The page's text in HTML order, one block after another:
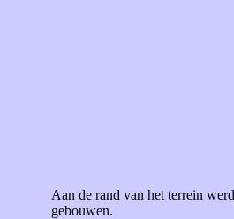
Aan de rand van het terrein
gebouwen.